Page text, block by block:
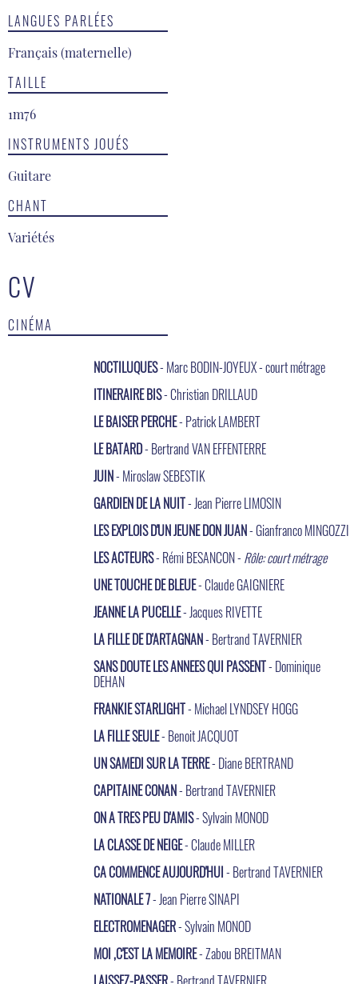
LANGUES PARLÉES
Français (maternelle)
TAILLE
1m76
INSTRUMENTS JOUÉS
Guitare
CHANT
Variétés
CV
CINÉMA
NOCTILUQUES- Marc BODIN-JOYEUX - court métrage
ITINERAIRE BIS- Christian DRILLAUD
LE BAISER PERCHE- Patrick LAMBERT
LE BATARD- Bertrand VAN EFFENTERRE
JUIN- Miroslaw SEBESTIK
GARDIEN DE LA NUIT- Jean Pierre LIMOSIN
LES EXPLOIS D'UN JEUNE DON JUAN- Gianfranco MINGOZZI
LES ACTEURS- Rémi BESANCON - Rôle: court métrage
UNE TOUCHE DE BLEUE- Claude GAIGNIERE
JEANNE LA PUCELLE- Jacques RIVETTE
LA FILLE DE D'ARTAGNAN- Bertrand TAVERNIER
SANS DOUTE LES ANNEES QUI PASSENT- Dominique
DEHAN
FRANKIE STARLIGHT- Michael LYNDSEY HOGG
LA FILLE SEULE- Benoit JACQUOT
UN SAMEDI SUR LA TERRE- Diane BERTRAND
CAPITAINE CONAN- Bertrand TAVERNIER
ON A TRES PEU D'AMIS- Sylvain MONOD
LA CLASSE DE NEIGE- Claude MILLER
CA COMMENCE AUJOURD'HUI- Bertrand TAVERNIER
NATIONALE 7- Jean Pierre SINAPI
ELECTROMENAGER- Sylvain MONOD
MOI ,C'EST LA MEMOIRE- Zabou BREITMAN